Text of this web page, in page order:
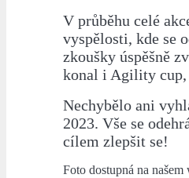
V průběhu celé
vyspělosti, kde se
zkoušky úspěšně
konal i Agility cup,
Nechybělo ani
2023. Vše se
cílem zlepšit se!
Foto dostupná na našem